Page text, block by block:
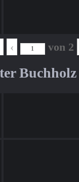
‹ von 2
Buchholz